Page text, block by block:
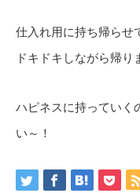
仕入れ用に持ち帰らせ
ドキドキしながら帰り
ハピネスに持っていく
い～！